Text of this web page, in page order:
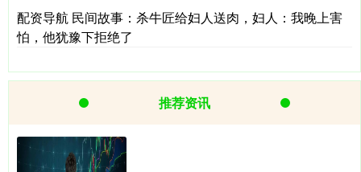
配资导航 民间故事：杀牛匠给妇人送肉，妇人：我晚上害
怕，他犹豫下拒绝了
推荐资讯